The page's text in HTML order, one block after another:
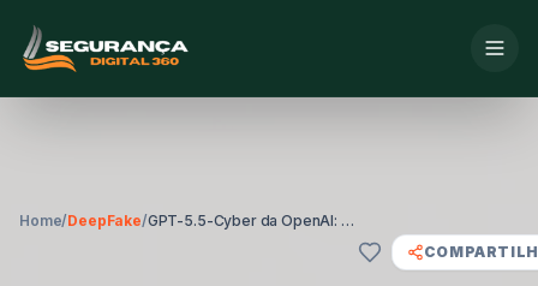
Home/DeepFake/
GPT-5.5-Cyber da OpenAI: A Inteligência Artificial Reforça a Segurança Digital